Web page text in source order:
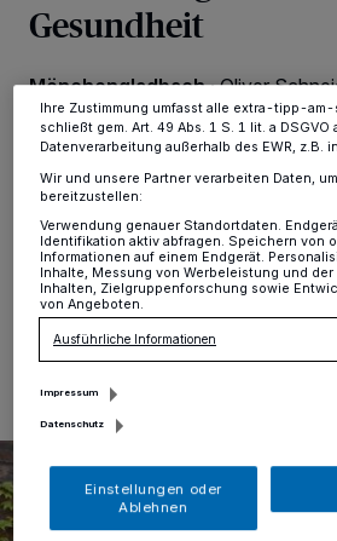
Gesundheit
Mönchengladbach·Oliver
des Fachbereichs Gesundheit der
Mönchengladbach übernommen.
Mediziner aus Düsseldorf ist
Laumen, der das Gesundheitsamt
hatte. Schneider war zuletzt als
des Gesundheitsamtes Wuppertal
05.05.2022 , 10:40 Uhr
ändern oder Ihre Einwilligung zu widerrufen,
Einstellungen oder Ablehnen am unteren
Informationen finden Sie in unserer
Ihre Zustimmung umfasst alle extra-tipp-
schließt gem. Art. 49 Abs. 1 S. 1 lit. a DSGVO
Datenverarbeitung außerhalb des EWR, z.B.
Wir und unsere Partner verarbeiten Daten,
bereitzustellen:
Verwendung genauer Standortdaten.
Identifikation aktiv abfragen. Speichern von
Informationen auf einem Endgerät.
Inhalte, Messung von Werbeleistung und
Inhalten, Zielgruppenforschung sowie
von Angeboten.
Ausführliche Informationen
Impressum
Datenschutz
Einstellungen oder
Ablehnen